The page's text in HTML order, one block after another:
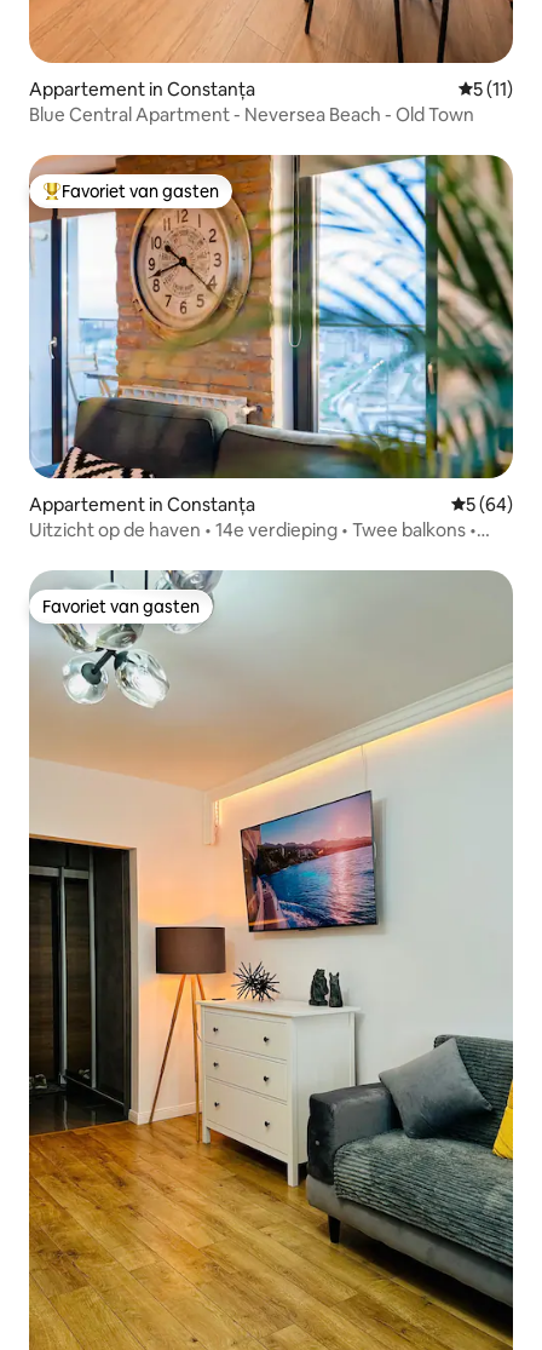
Appartement in Constanța
5 (11)
Blue Central Apartment - Neversea Beach - Old Town
Topfavoriet van gasten
Favoriet van gasten
Appartement in Constanța
5 (64)
Uitzicht op de haven • 14e verdieping • Twee balkons •
Favoriet van gasten
Favoriet van gasten